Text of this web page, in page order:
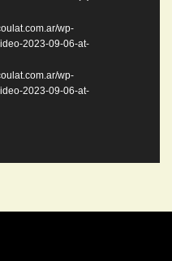
wp-
2023-09-06-at-
wp-
2023-09-06-at-